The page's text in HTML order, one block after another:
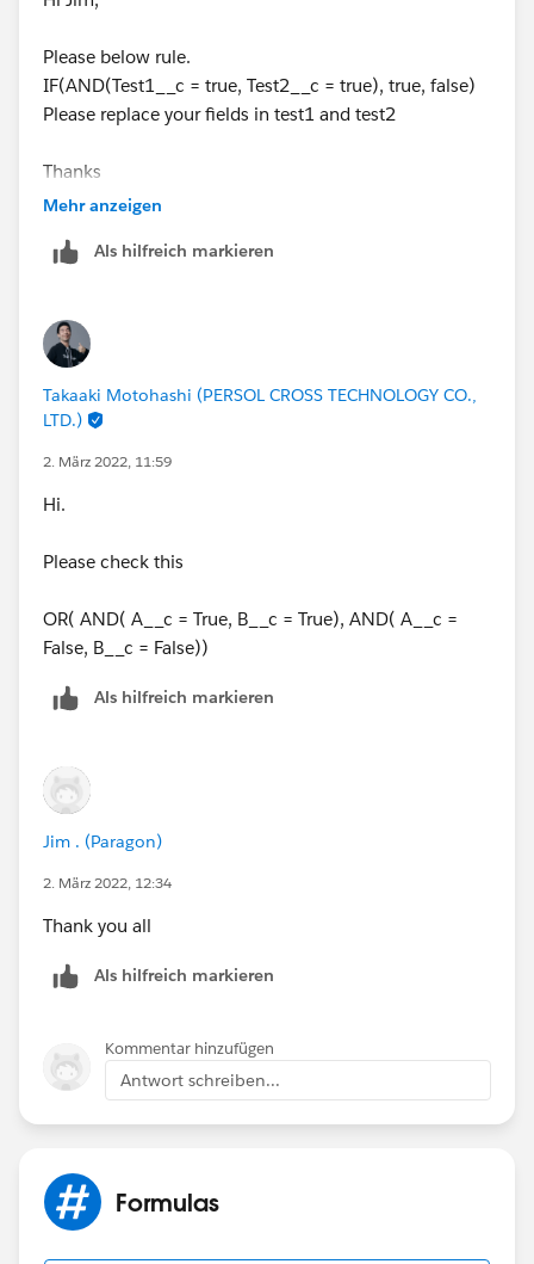
Please below rule.
IF(AND(Test1__c = true, Test2__c = true), true, false)
Please replace your fields in test1 and test2
Thanks
Mehr anzeigen
Als hilfreich markieren
Takaaki Motohashi (PERSOL CROSS TECHNOLOGY CO.,
LTD.)
2. März 2022, 11:59
Hi.
Please check this
OR( AND( A__c = True, B__c = True), AND( A__c =
False, B__c = False))
Als hilfreich markieren
Jim . (Paragon)
2. März 2022, 12:34
Thank you all
Als hilfreich markieren
Kommentar hinzufügen
Antwort schreiben...
Formulas